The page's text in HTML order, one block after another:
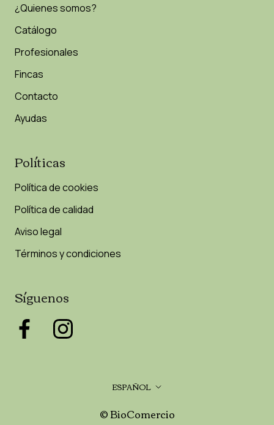
¿Quienes somos?
Catálogo
Profesionales
Fincas
Contacto
Ayudas
Políticas
Política de cookies
Política de calidad
Aviso legal
Términos y condiciones
Síguenos
Idioma
ESPAÑOL
© BioComercio